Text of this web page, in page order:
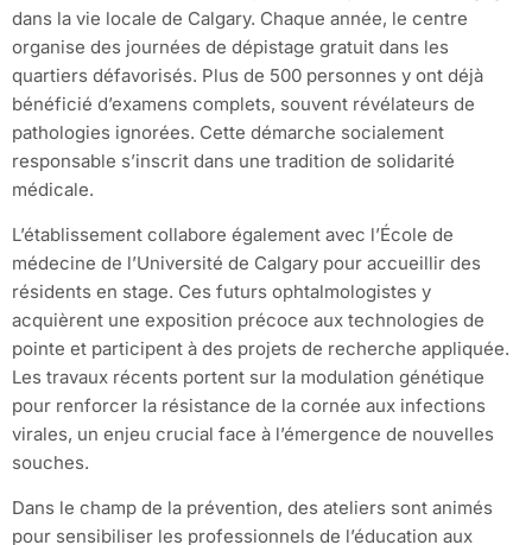
dans la vie locale de Calgary. Chaque année, le centre
organise des journées de dépistage gratuit dans les
quartiers défavorisés. Plus de 500 personnes y ont déjà
bénéficié d’examens complets, souvent révélateurs de
pathologies ignorées. Cette démarche socialement
responsable s’inscrit dans une tradition de solidarité
médicale.
L’établissement collabore également avec l’École de
médecine de l’Université de Calgary pour accueillir des
résidents en stage. Ces futurs ophtalmologistes y
acquièrent une exposition précoce aux technologies de
pointe et participent à des projets de recherche appliquée.
Les travaux récents portent sur la modulation génétique
pour renforcer la résistance de la cornée aux infections
virales, un enjeu crucial face à l’émergence de nouvelles
souches.
Dans le champ de la prévention, des ateliers sont animés
pour sensibiliser les professionnels de l’éducation aux